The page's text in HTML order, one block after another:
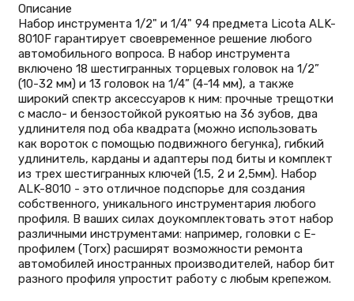
Описание
Набор инструмента 1/2" и 1/4" 94 предмета Licota ALK-
8010F гарантирует своевременное решение любого
автомобильного вопроса. В набор инструмента
включено 18 шестигранных торцевых головок на 1/2”
(10-32 мм) и 13 головок на 1/4” (4-14 мм), а также
широкий спектр аксессуаров к ним: прочные трещотки
с масло- и бензостойкой рукоятью на 36 зубов, два
удлинителя под оба квадрата (можно использовать
как вороток с помощью подвижного бегунка), гибкий
удлинитель, карданы и адаптеры под биты и комплект
из трех шестигранных ключей (1.5, 2 и 2,5мм). Набор
ALK-8010 - это отличное подспорье для создания
собственного, уникального инструментария любого
профиля. В ваших силах доукомплектовать этот набор
различными инструментами: например, головки с Е-
профилем (Torx) расширят возможности ремонта
автомобилей иностранных производителей, набор бит
разного профиля упростит работу с любым крепежом.